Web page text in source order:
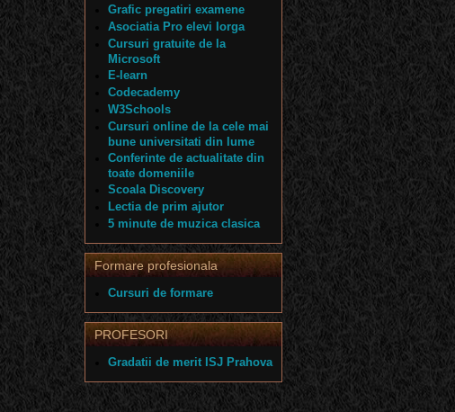
Grafic pregatiri examene
Asociatia Pro elevi Iorga
Cursuri gratuite de la
Microsoft
E-learn
Codecademy
W3Schools
Cursuri online de la cele mai
bune universitati din lume
Conferinte de actualitate din
toate domeniile
Scoala Discovery
Lectia de prim ajutor
5 minute de muzica clasica
Formare profesionala
Cursuri de formare
PROFESORI
Gradatii de merit ISJ Prahova